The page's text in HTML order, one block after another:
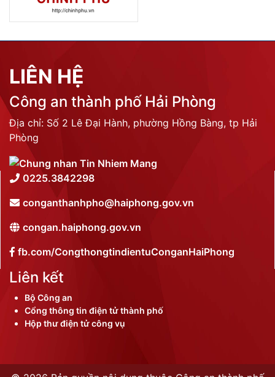
LIÊN HỆ
Công an thành phố Hải Phòng
Địa chỉ: Số 2 Lê Đại Hành, phường Hồng Bàng, tp Hải
Phòng
0225.3842298
conganthanhpho@haiphong.gov.vn
congan.haiphong.gov.vn
fb.com/CongthongtindientuConganHaiPhong
Liên kết
Bộ Công an
Cổng thông tin điện tử thành phố
Hộp thư điện tử công vụ